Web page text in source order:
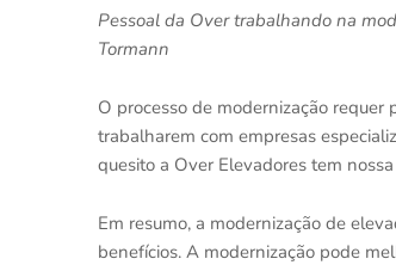
Pessoal da Over trabalhando na
Tormann
O processo de modernização requer
trabalharem com empresas
quesito a Over Elevadores tem
Em resumo, a modernização de
benefícios. A modernização pode